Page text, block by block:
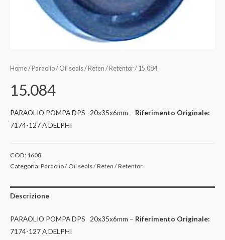
Home/ Paraolio / Oil seals / Reten / Retentor/ 15.084
15.084
PARAOLIO POMPA DPS 20x35x6mm – Riferimento Originale:
7174-127 A DELPHI
COD: 1608
Categoria:Paraolio / Oil seals / Reten / Retentor
Descrizione
PARAOLIO POMPA DPS 20x35x6mm – Riferimento Originale:
7174-127 A DELPHI